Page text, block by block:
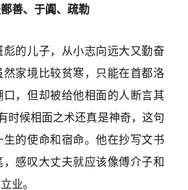
善、于阗、疏勒
的儿子，从小志向远大又勤奋
家境比较贫寒，只能在首都洛
口，但却被给他相面的人断言其
时候相面之术还真是神奇，这句
的使命和宿命。他在抄写文书
，感叹大丈夫就应该像傅介子和
业。